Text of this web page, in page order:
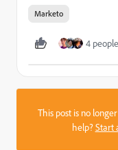
Marketo
4
This post is no
help?Start